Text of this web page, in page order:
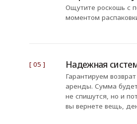
info@lookready.ru
‪+7 926 990-47-47